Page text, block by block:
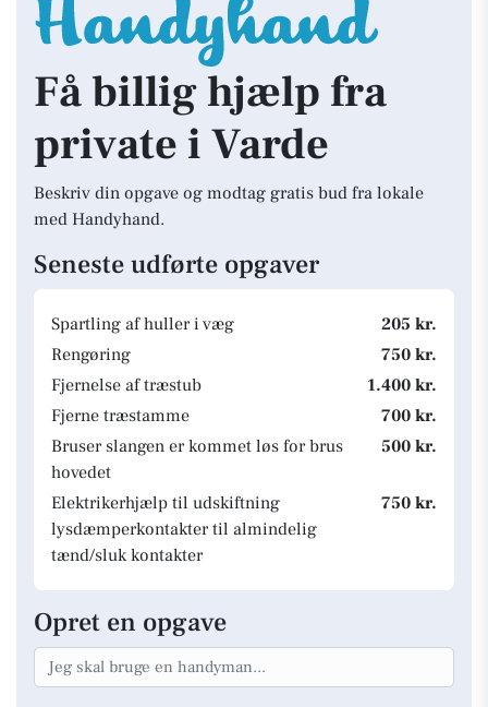
Få billig hjælp fra
private i Varde
Beskriv din opgave og modtag gratis bud fra lokale
med Handyhand.
Seneste udførte opgaver
Spartling af huller i væg
205 kr.
Rengøring
750 kr.
Fjernelse af træstub
1.400 kr.
Fjerne træstamme
700 kr.
Bruser slangen er kommet løs for brus
hovedet
500 kr.
Elektrikerhjælp til udskiftning
lysdæmperkontakter til almindelig
tænd/sluk kontakter
750 kr.
Opret en opgave